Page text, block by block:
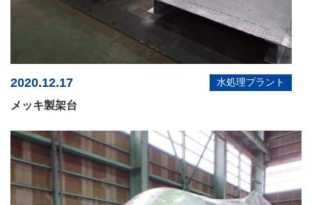
2020.12.17 水処理プラント
メッキ製架台